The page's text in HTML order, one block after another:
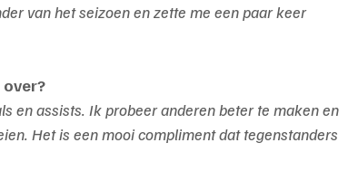
van het seizoen en zette me een paar keer
en assists. Ik probeer anderen beter te maken en
Het is een mooi compliment dat tegenstanders